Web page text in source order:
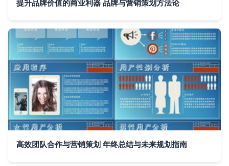
提升品牌价值的商业利器 品牌与营销策划方法论
高效团队合作与营销策划 年终总结与未来规划指南